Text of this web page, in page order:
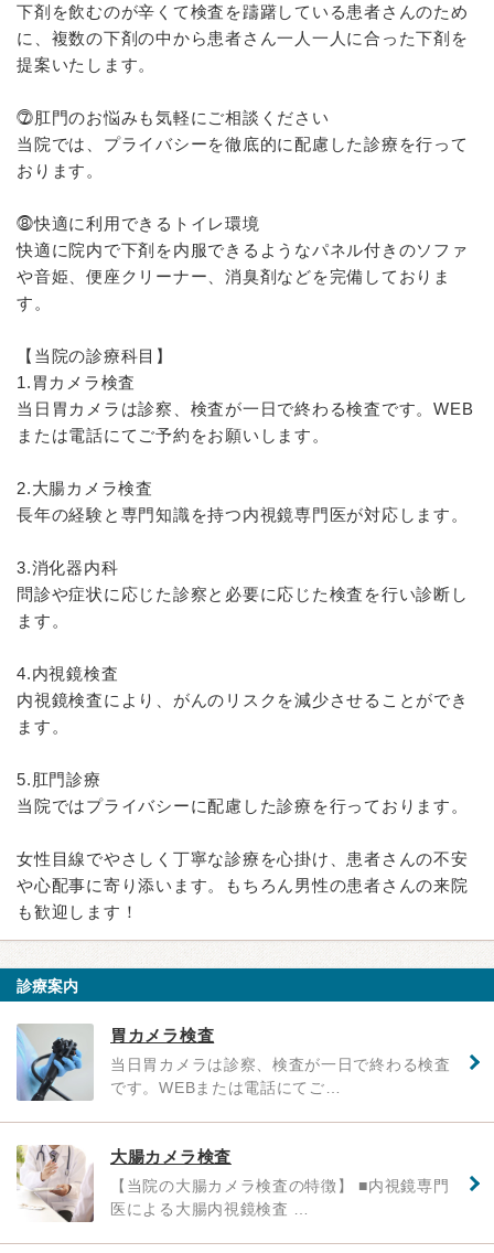
下剤を飲むのが辛くて検査を躊躇している患者さんのため
に、複数の下剤の中から患者さん一人一人に合った下剤を
提案いたします。
⓻肛門のお悩みも気軽にご相談ください
当院では、プライバシーを徹底的に配慮した診療を行って
おります。
⓼快適に利用できるトイレ環境
快適に院内で下剤を内服できるようなパネル付きのソファ
や音姫、便座クリーナー、消臭剤などを完備しておりま
す。
【当院の診療科目】
1.胃カメラ検査
当日胃カメラは診察、検査が一日で終わる検査です。WEB
または電話にてご予約をお願いします。
2.大腸カメラ検査
長年の経験と専門知識を持つ内視鏡専門医が対応します。
3.消化器内科
問診や症状に応じた診察と必要に応じた検査を行い診断し
ます。
4.内視鏡検査
内視鏡検査により、がんのリスクを減少させることができ
ます。
5.肛門診療
当院ではプライバシーに配慮した診療を行っております。
女性目線でやさしく丁寧な診療を心掛け、患者さんの不安
や心配事に寄り添います。もちろん男性の患者さんの来院
も歓迎します！
診療案内
胃カメラ検査
当日胃カメラは診察、検査が一日で終わる検査
です。WEBまたは電話にてご…
大腸カメラ検査
【当院の大腸カメラ検査の特徴】 ■内視鏡専門
医による大腸内視鏡検査 …